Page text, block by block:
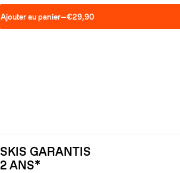
Ajouter au panier—€29,90
SKIS GARANTIS
2 ANS*